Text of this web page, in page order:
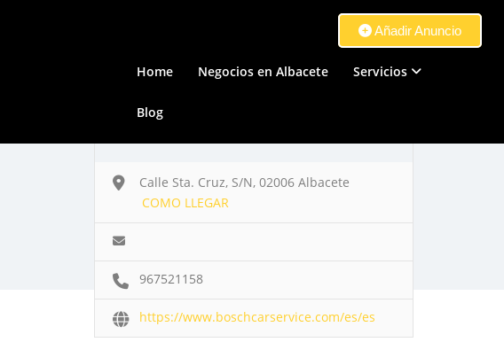
Añadir Anuncio
Home Negocios en Albacete Servicios
Blog
Calle Sta. Cruz, S/N, 02006 Albacete
COMO LLEGAR
967521158
https://www.boschcarservice.com/es/es